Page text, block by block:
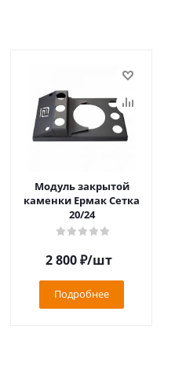
Модуль закрытой
каменки Ермак Сетка
20/24
2 800₽/шт
Подробнее